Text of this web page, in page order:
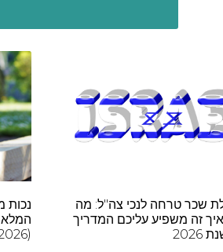
שכר טרחה לנכי צה"ל: מה
זה משפיע עליכם המדריך
נכות
המלא
(2026)